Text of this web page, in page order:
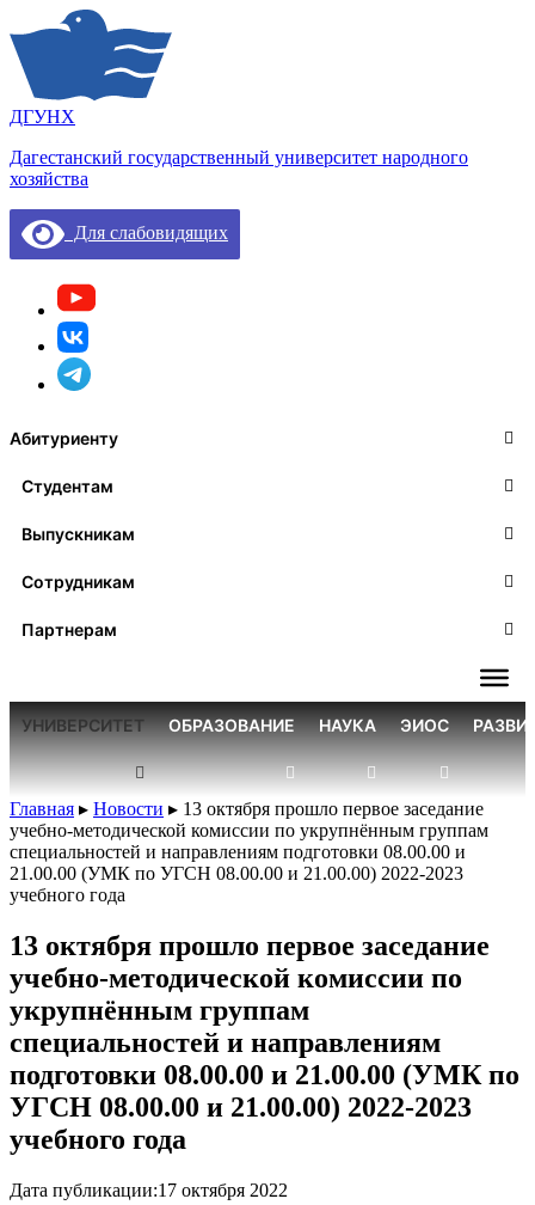
ДГУНХ
Дагестанский государственный университет народного
хозяйства
Для слабовидящих
Абитуриенту
Студентам
Выпускникам
Сотрудникам
Партнерам
УНИВЕРСИТЕТ ОБРАЗОВАНИЕ НАУКА ЭИОС
Главная ▸ Новости ▸ 13 октября прошло первое заседание
учебно-методической комиссии по укрупнённым группам
специальностей и направлениям подготовки 08.00.00 и
21.00.00 (УМК по УГСН 08.00.00 и 21.00.00) 2022-2023
учебного года
13 октября прошло первое заседание
учебно-методической комиссии по
укрупнённым группам
специальностей и направлениям
подготовки 08.00.00 и 21.00.00 (УМК по
УГСН 08.00.00 и 21.00.00) 2022-2023
учебного года
Дата публикации:17 октября 2022